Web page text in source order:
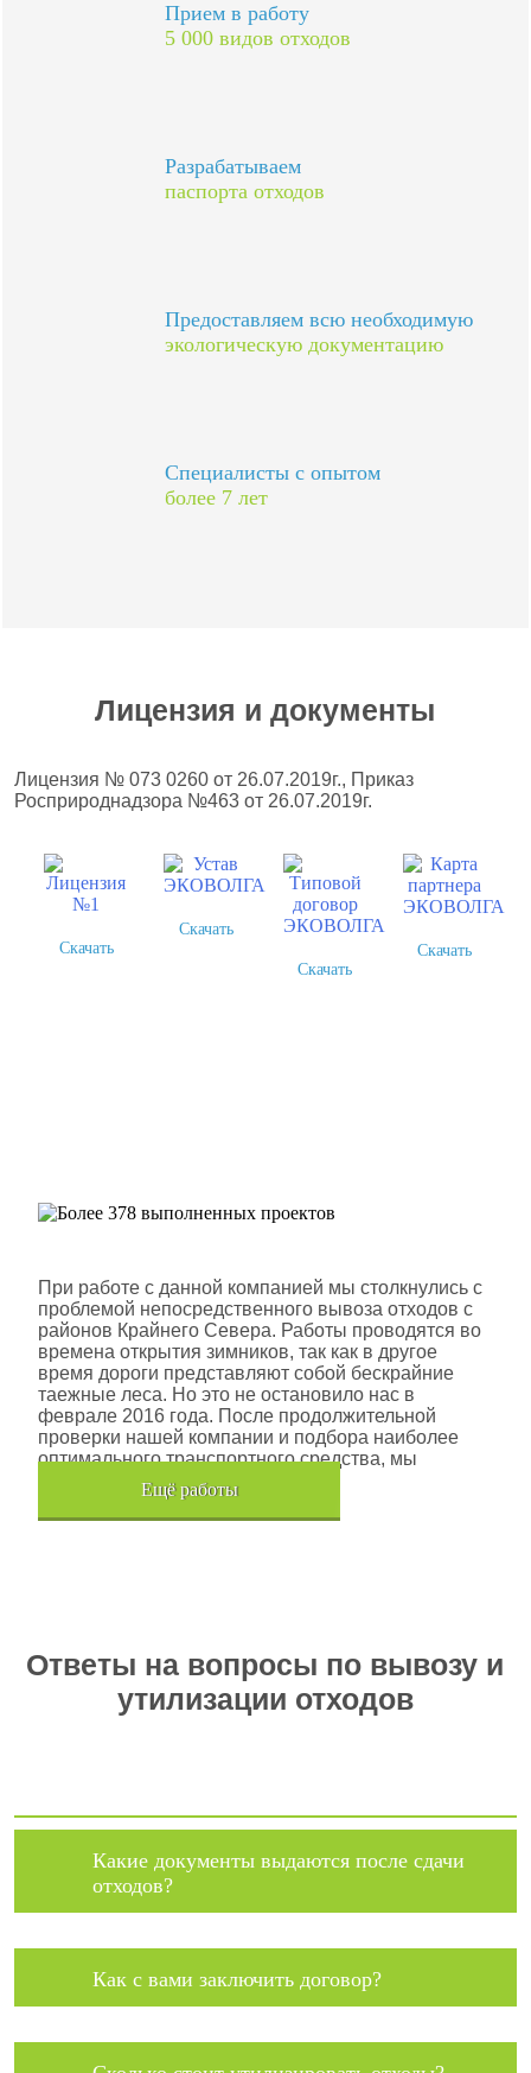
Прием в работу
5 000 видов отходов
Разрабатываем
паспорта отходов
Предоставляем всю необходимую
экологическую документацию
Специалисты с опытом
более 7 лет
Лицензия и документы
Лицензия № 073 0260 от 26.07.2019г., Приказ
Росприроднадзора №463 от 26.07.2019г.
Скачать
Скачать
Скачать
Скачать
При работе с данной компанией мы столкнулись с
проблемой непосредственного вывоза отходов с
районов Крайнего Севера. Работы проводятся во
времена открытия зимников, так как в другое
время дороги представляют собой бескрайние
таежные леса. Но это не остановило нас в
феврале 2016 года. После продолжительной
проверки нашей компании и подбора наиболее
оптимального транспортного средства, мы
помогли данной компании.
Eщё работы
Ответы на вопросы по вывозу и
утилизации отходов
Какие документы выдаются после сдачи
отходов?
Как с вами заключить договор?